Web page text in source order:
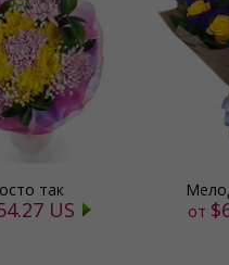
так
US
от